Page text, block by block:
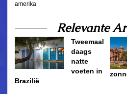
amerika
Relevante
Tweemaal
daags
natte
voeten in
Brazilië